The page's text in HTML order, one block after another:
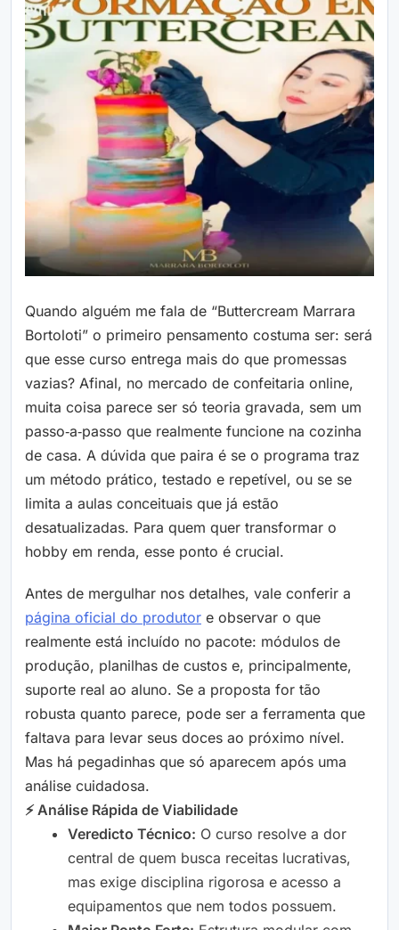
Quando alguém me fala de “Buttercream Marrara
Bortoloti” o primeiro pensamento costuma ser: será
que esse curso entrega mais do que promessas
vazias? Afinal, no mercado de confeitaria online,
muita coisa parece ser só teoria gravada, sem um
passo‑a‑passo que realmente funcione na cozinha
de casa. A dúvida que paira é se o programa traz
um método prático, testado e repetível, ou se se
limita a aulas conceituais que já estão
desatualizadas. Para quem quer transformar o
hobby em renda, esse ponto é crucial.
Antes de mergulhar nos detalhes, vale conferir a
página oficial do produtor e observar o que
realmente está incluído no pacote: módulos de
produção, planilhas de custos e, principalmente,
suporte real ao aluno. Se a proposta for tão
robusta quanto parece, pode ser a ferramenta que
faltava para levar seus doces ao próximo nível.
Mas há pegadinhas que só aparecem após uma
análise cuidadosa.
⚡ Análise Rápida de Viabilidade
Veredicto Técnico: O curso resolve a dor
central de quem busca receitas lucrativas,
mas exige disciplina rigorosa e acesso a
equipamentos que nem todos possuem.